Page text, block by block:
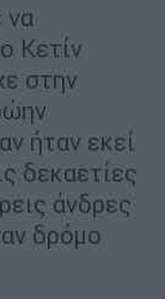
να
Κετίν
στην
ήταν εκεί
δεκαετίες
άνδρες
δρόμο